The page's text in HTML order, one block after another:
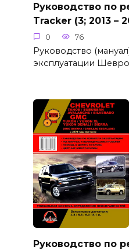
Руководство по
Tracker (3; 2013 –
0 76
Руководство
эксплуатации
Руководство по